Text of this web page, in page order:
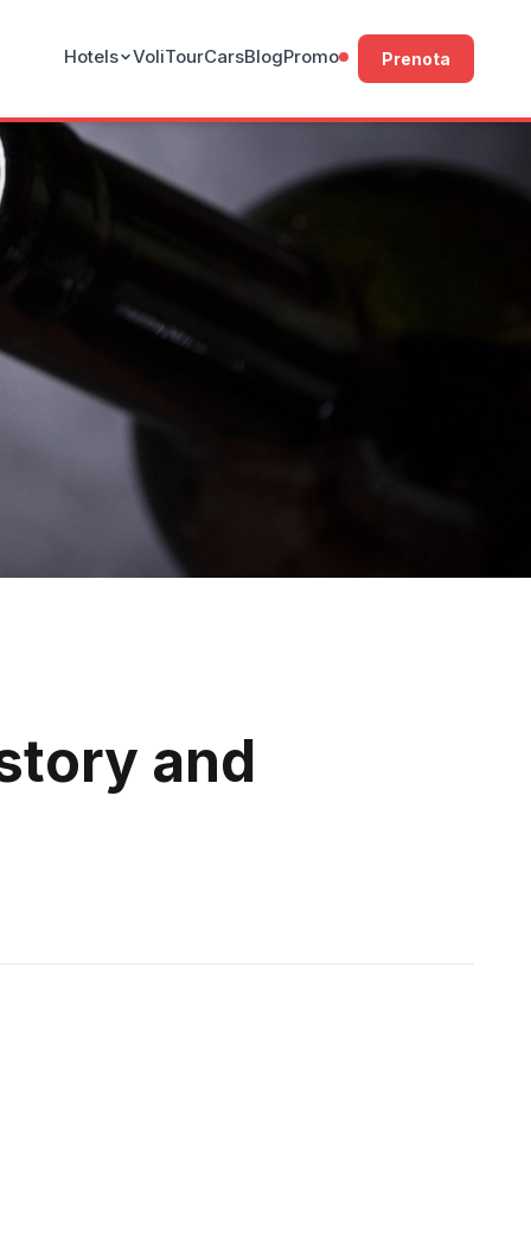
Hotels VoliTourCarsBlogPromo Prenota
and